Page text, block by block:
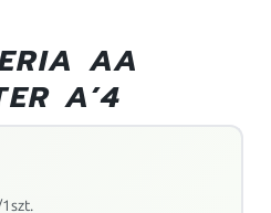
AA
A’4